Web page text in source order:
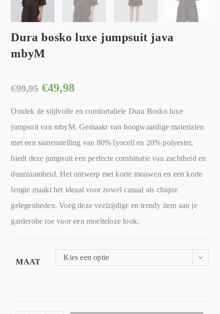
Dura bosko luxe jumpsuit java
mbyM
€99,95 €49,98
Ontdek de stijlvolle en comfortabele Dura Bosko luxe
jumpsuit van mbyM. Gemaakt van hoogwaardige materialen
met een samenstelling van 80% lyocell en 20% polyester,
biedt deze jumpsuit een perfecte combinatie van zachtheid en
duurzaamheid. Het ontwerp met korte mouwen en een korte
lengte maakt het ideaal voor zowel casual als chique
gelegenheden. Voeg deze veelzijdige en trendy item aan je
garderobe toe voor een moeiteloze look.
MAAT
Kies een optie